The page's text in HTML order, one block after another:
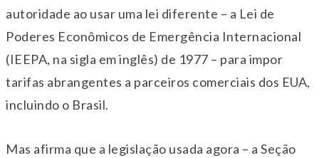
autoridade ao usar uma lei diferente – a Lei de
Poderes Econômicos de Emergência Internacional
(IEEPA, na sigla em inglês) de 1977 – para impor
tarifas abrangentes a parceiros comerciais dos EUA,
incluindo o Brasil.
Mas afirma que a legislação usada agora – a Seção